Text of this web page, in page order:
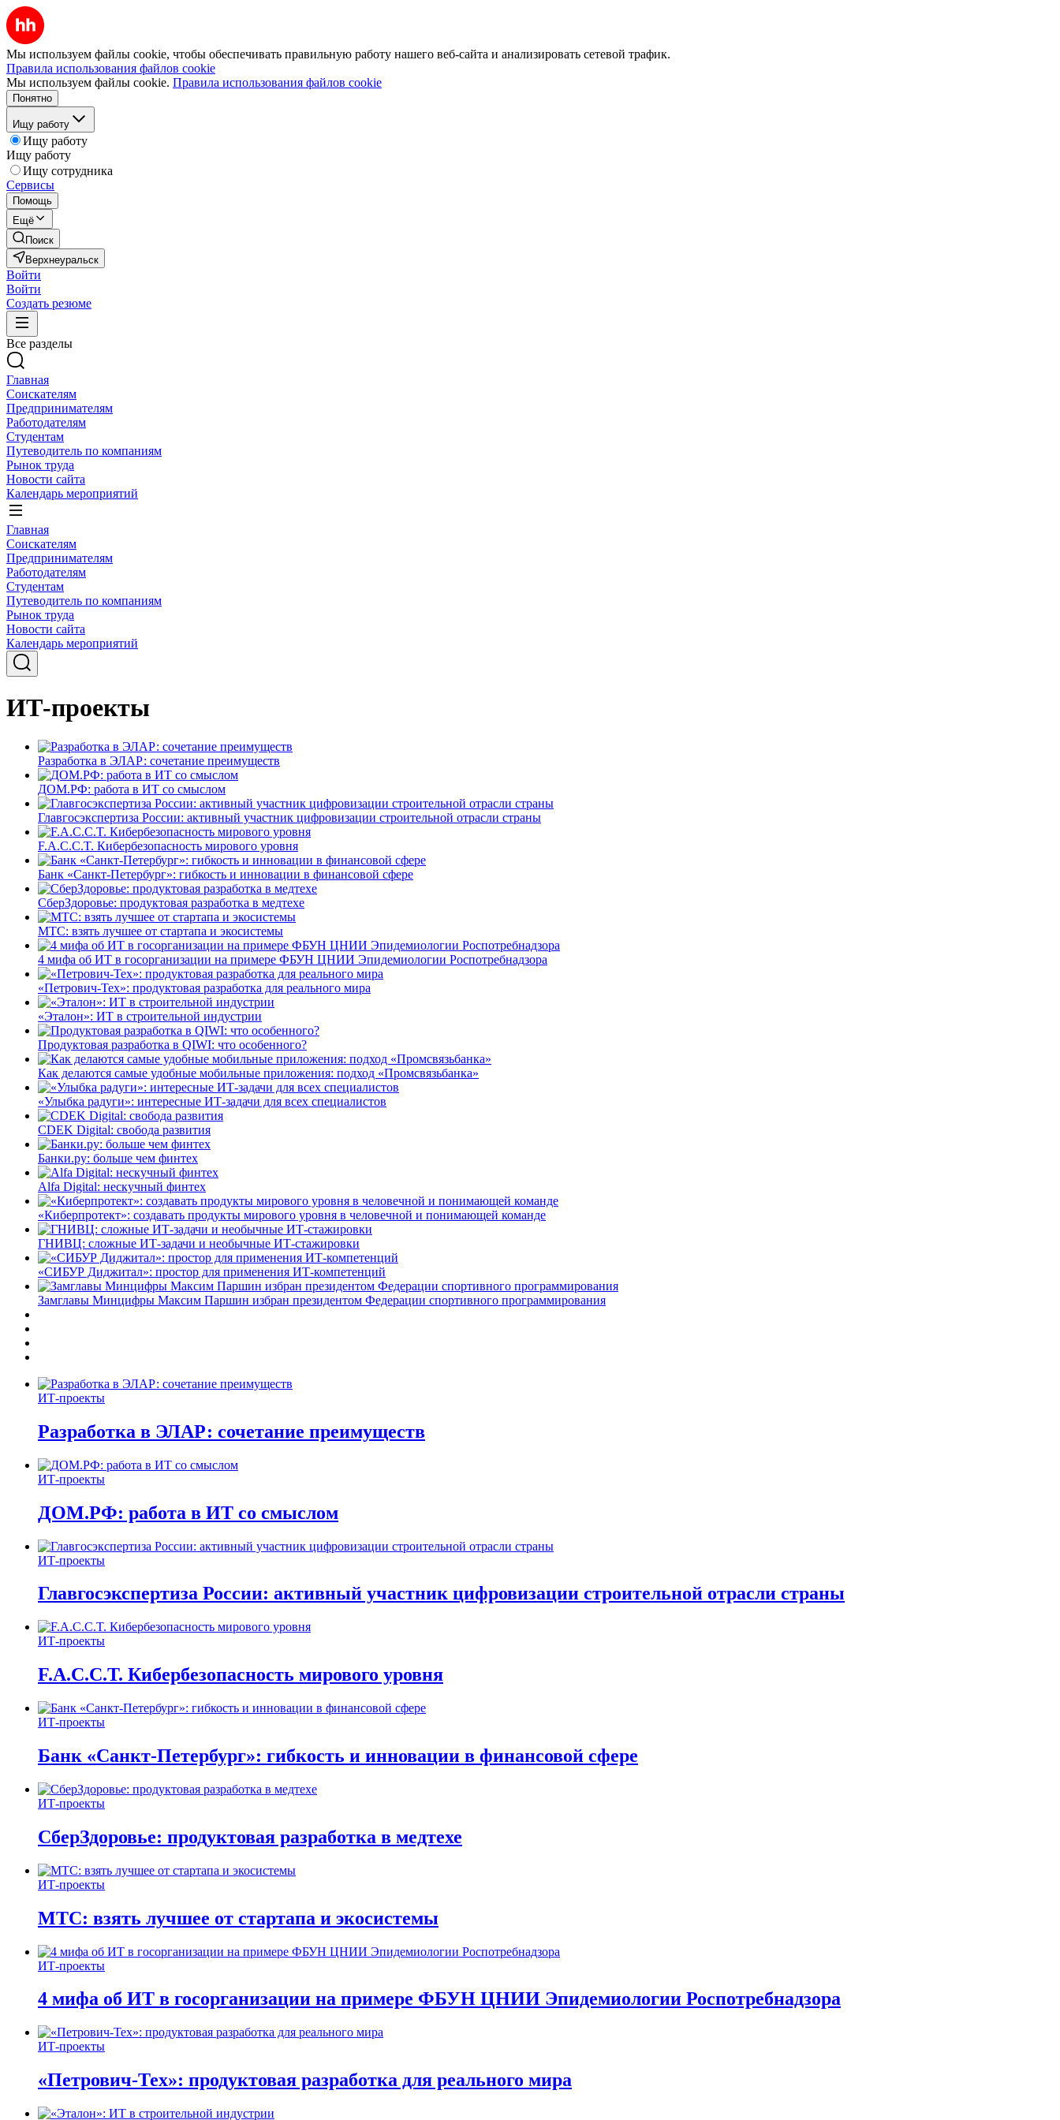
Мы используем файлы cookie, чтобы обеспечивать правильную работу нашего веб-сайта и анализировать сетевой трафик.
Правила использования файлов cookie
Мы используем файлы cookie. Правила использования файлов cookie
Понятно
Ищу работу
Ищу работу
Ищу работу
Ищу сотрудника
Сервисы
Помощь
Ещё
Поиск
Верхнеуральск
Войти
Войти
Создать резюме
Все разделы
Главная
Соискателям
Предпринимателям
Работодателям
Студентам
Путеводитель по компаниям
Рынок труда
Новости сайта
Календарь мероприятий
Главная
Соискателям
Предпринимателям
Работодателям
Студентам
Путеводитель по компаниям
Рынок труда
Новости сайта
Календарь мероприятий
ИТ-проекты
Разработка в ЭЛАР: сочетание преимуществ
ДОМ.РФ: работа в ИТ со смыслом
Главгосэкспертиза России: активный участник цифровизации строительной отрасли страны
F.A.C.C.T. Кибербезопасность мирового уровня
Банк «Санкт-Петербург»: гибкость и инновации в финансовой сфере
СберЗдоровье: продуктовая разработка в медтехе
МТС: взять лучшее от стартапа и экосистемы
4 мифа об ИТ в госорганизации на примере ФБУН ЦНИИ Эпидемиологии Роспотребнадзора
«Петрович-Тех»: продуктовая разработка для реального мира
«Эталон»: ИТ в строительной индустрии
Продуктовая разработка в QIWI: что особенного?
Как делаются самые удобные мобильные приложения: подход «Промсвязьбанка»
«Улыбка радуги»: интересные ИТ-задачи для всех специалистов
CDEK Digital: свобода развития
Банки.ру: больше чем финтех
Alfa Digital: нескучный финтех
«Киберпротект»: создавать продукты мирового уровня в человечной и понимающей команде
ГНИВЦ: сложные ИТ‑задачи и необычные ИТ‑стажировки
«СИБУР Диджитал»: простор для применения ИТ-компетенций
Замглавы Минцифры Максим Паршин избран президентом Федерации спортивного программирования
ИТ-проекты
Разработка в ЭЛАР: сочетание преимуществ
ИТ-проекты
ДОМ.РФ: работа в ИТ со смыслом
ИТ-проекты
Главгосэкспертиза России: активный участник цифровизации строительной отрасли страны
ИТ-проекты
F.A.C.C.T. Кибербезопасность мирового уровня
ИТ-проекты
Банк «Санкт-Петербург»: гибкость и инновации в финансовой сфере
ИТ-проекты
СберЗдоровье: продуктовая разработка в медтехе
ИТ-проекты
МТС: взять лучшее от стартапа и экосистемы
ИТ-проекты
4 мифа об ИТ в госорганизации на примере ФБУН ЦНИИ Эпидемиологии Роспотребнадзора
ИТ-проекты
«Петрович-Тех»: продуктовая разработка для реального мира